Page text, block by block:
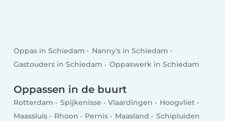
Oppas in Schiedam
Nanny's in Schiedam
Gastouders in Schiedam
Oppaswerk in Schiedam
Oppassen in de buurt
Rotterdam Spijkenisse Vlaardingen
Hoogvliet
Maassluis
Rhoon Pernis Maasland Schipluiden